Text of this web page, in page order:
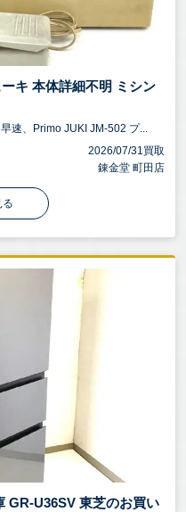
キ 本体詳細不明 ミシン
速、Primo JUKI JM-502 プ...
2026/07/31買取
錬金堂 町田店
る
GR-U36SV 東芝のお買い